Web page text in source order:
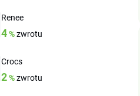
Renee
4%zwrotu
Crocs
2%zwrotu